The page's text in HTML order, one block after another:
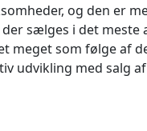
og den er
sælges i det meste
meget som følge af
udvikling med salg